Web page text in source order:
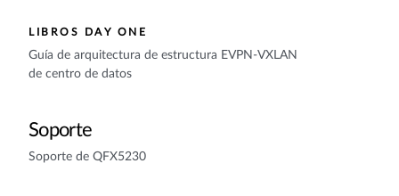
LIBROS DAY ONE
Guía de arquitectura de estructura EVPN-VXLAN
de centro de datos
Soporte
Soporte de QFX5230